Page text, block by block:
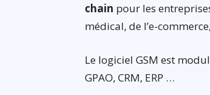
chain pour les
médical, de l’e-
Le logiciel GSM est
GPAO, CRM, ERP …